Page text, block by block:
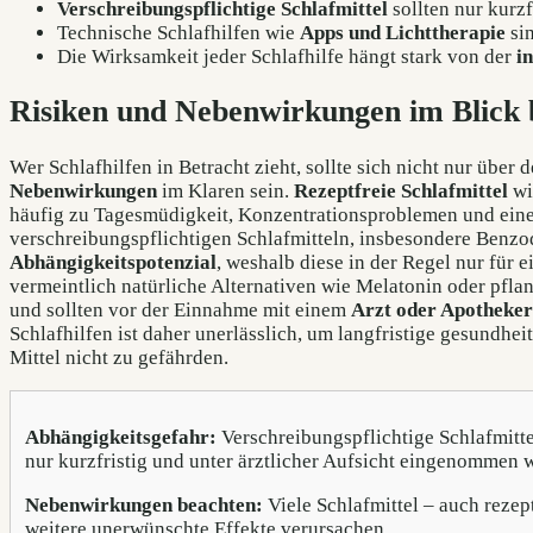
Verschreibungspflichtige Schlafmittel sollten nur
Technische Schlafhilfen wie Apps und Lichttherapie
Die Wirksamkeit jeder Schlafhilfe hängt stark von der
Risiken und Nebenwirkungen im Blick
Wer Schlafhilfen in Betracht zieht, sollte sich nicht nur über
Nebenwirkungen im Klaren sein. Rezeptfreie Schlafmittel
häufig zu Tagesmüdigkeit, Konzentrationsproblemen und
verschreibungspflichtigen Schlafmitteln, insbesondere
Abhängigkeitspotenzial, weshalb diese in der Regel nur für
vermeintlich natürliche Alternativen wie Melatonin oder
und sollten vor der Einnahme mit einem Arzt oder Apotheker
Schlafhilfen ist daher unerlässlich, um langfristige
Mittel nicht zu gefährden.
Abhängigkeitsgefahr: Verschreibungspflichtige
nur kurzfristig und unter ärztlicher Aufsicht eingenommen
Nebenwirkungen beachten: Viele Schlafmittel – auch